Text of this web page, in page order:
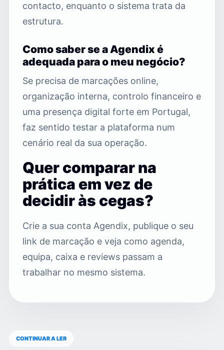
contacto, enquanto o sistema trata da
estrutura.
Como saber se a Agendix é
adequada para o meu negócio?
Se precisa de marcações online,
organização interna, controlo financeiro e
uma presença digital forte em Portugal,
faz sentido testar a plataforma num
cenário real da sua operação.
Quer comparar na
prática em vez de
decidir às cegas?
Crie a sua conta Agendix, publique o seu
link de marcação e veja como agenda,
equipa, caixa e reviews passam a
trabalhar no mesmo sistema.
CONTINUAR A LER